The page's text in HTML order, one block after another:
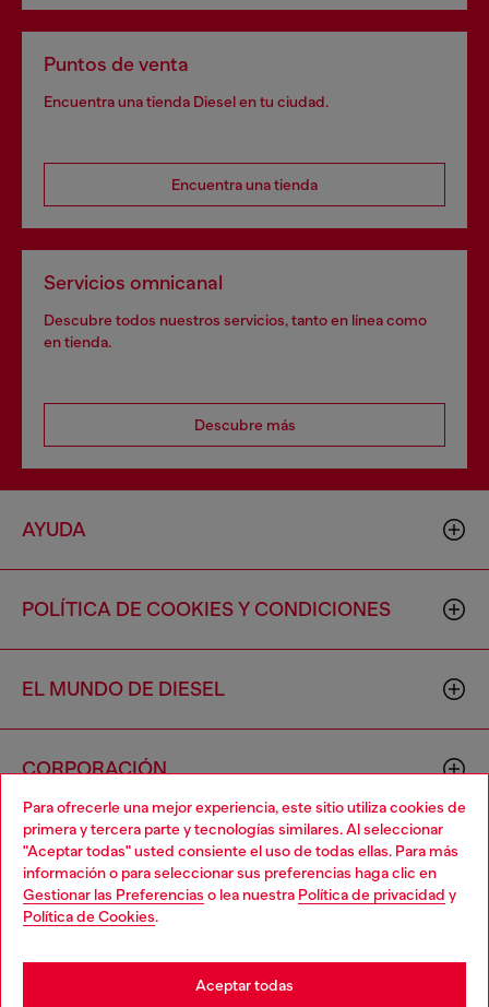
Para ofrecerle una mejor experiencia, este sitio utiliza cookies de
primera y tercera parte y tecnologías similares. Al seleccionar
"Aceptar todas" usted consiente el uso de todas ellas. Para más
información o para seleccionar sus preferencias haga clic en
Gestionar las Preferencias o lea nuestra Política de privacidad y
Política de Cookies.
Aceptar todas
Puntos de venta
Encuentra una tienda Diesel en tu ciudad.
Encuentra una tienda
Servicios omnicanal
Descubre todos nuestros servicios, tanto en línea como
en tienda.
Descubre más
AYUDA
POLÍTICA DE COOKIES Y CONDICIONES
EL MUNDO DE DIESEL
CORPORACIÓN